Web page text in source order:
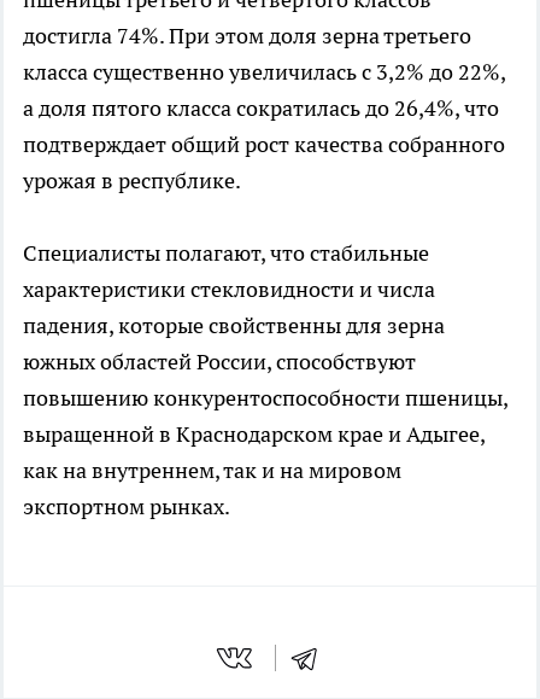
достигла 74%. При этом доля зерна третьего
класса существенно увеличилась с 3,2% до 22%,
а доля пятого класса сократилась до 26,4%, что
подтверждает общий рост качества собранного
урожая в республике.
Специалисты полагают, что стабильные
характеристики стекловидности и числа
падения, которые свойственны для зерна
южных областей России, способствуют
повышению конкурентоспособности пшеницы,
выращенной в Краснодарском крае и Адыгее,
как на внутреннем, так и на мировом
экспортном рынках.